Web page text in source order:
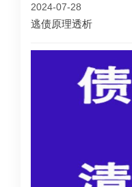
2024-07-28
逃债原理透析